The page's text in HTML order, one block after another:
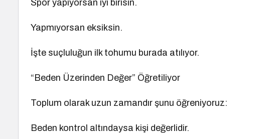
Spor yapıyorsan iyi birisin.
Yapmıyorsan eksiksin.
İşte suçluluğun ilk tohumu burada atılıyor.
“Beden Üzerinden Değer” Öğretiliyor
Toplum olarak uzun zamandır şunu öğreniyoruz:
Beden kontrol altındaysa kişi değerlidir.